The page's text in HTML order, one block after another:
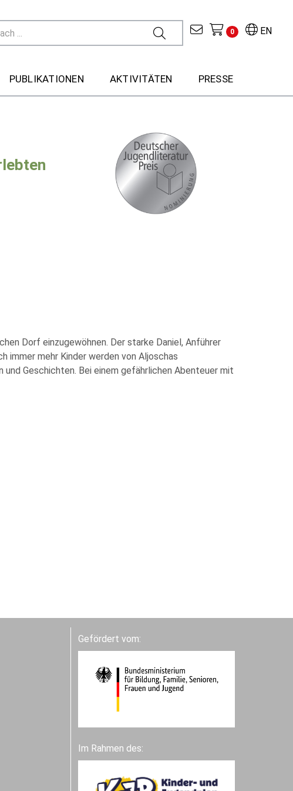
EN
0
PUBLIKATIONEN AKTIVITÄTEN PRESSE
Dorf einzugewöhnen. Der starke Daniel, Anführer
immer mehr Kinder werden von Aljoschas
und Geschichten. Bei einem gefährlichen Abenteuer mit
Gefördert vom:
Im Rahmen des: